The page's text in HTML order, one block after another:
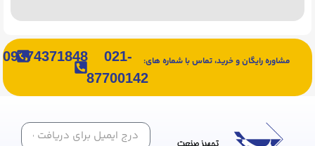
مشاوره رایگان و خرید، تماس با شماره های:
021-
87700142
09374371848